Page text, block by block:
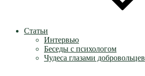
Статьи
Интервью
Беседы с психологом
Чудеса глазами добровольцев